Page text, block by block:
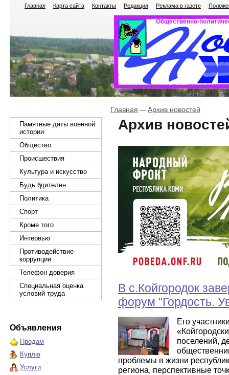
Главная Карта сайта Контакты Редакция Реклама в газете
Общественно-
Памятные даты военной
истории
Общество
Происшествия
Культура и искусство
Будь бдителен
Политика
Спорт
Кроме того
Интервью
Противодействие
коррупции
Телефон доверия
Специальная оценка
условий труда
Объявления
Продам
Куплю
Услуги
Главная Архив новостей
Архив
В с.Койгородок
форум "Гордость.
Его
поселений,
проблемы в жизни
региона, перспективные